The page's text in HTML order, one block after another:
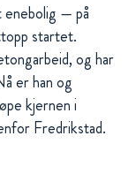
enebolig — på
startet.
og har
er han og
kjernen i
Fredrikstad.